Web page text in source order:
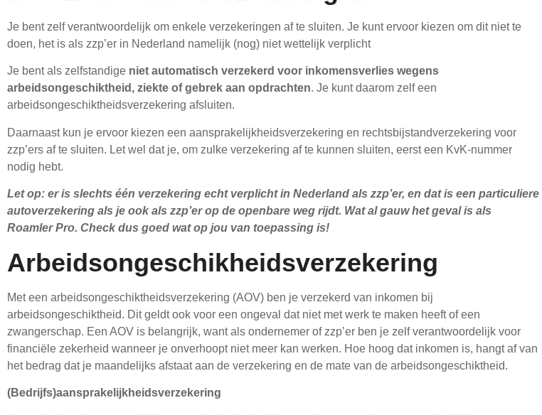
Je bent zelf verantwoordelijk om enkele verzekeringen af te sluiten. Je kunt ervoor kiezen om dit niet te
doen, het is als zzp’er in Nederland namelijk (nog) niet wettelijk verplicht
Je bent als zelfstandige niet automatisch verzekerd voor inkomensverlies wegens
arbeidsongeschiktheid, ziekte of gebrek aan opdrachten. Je kunt daarom zelf een
arbeidsongeschiktheidsverzekering afsluiten.
Daarnaast kun je ervoor kiezen een aansprakelijkheidsverzekering en rechtsbijstandverzekering voor
zzp’ers af te sluiten. Let wel dat je, om zulke verzekering af te kunnen sluiten, eerst een KvK-nummer
nodig hebt.
Let op: er is slechts één verzekering echt verplicht in Nederland als zzp’er, en dat is een particuliere
autoverzekering als je ook als zzp’er op de openbare weg rijdt. Wat al gauw het geval is als
Roamler Pro. Check dus goed wat op jou van toepassing is!
Arbeidsongeschikheidsverzekering
Met een arbeidsongeschiktheidsverzekering (AOV) ben je verzekerd van inkomen bij
arbeidsongeschiktheid. Dit geldt ook voor een ongeval dat niet met werk te maken heeft of een
zwangerschap. Een AOV is belangrijk, want als ondernemer of zzp’er ben je zelf verantwoordelijk voor
financiële zekerheid wanneer je onverhoopt niet meer kan werken. Hoe hoog dat inkomen is, hangt af van
het bedrag dat je maandelijks afstaat aan de verzekering en de mate van de arbeidsongeschiktheid.
(Bedrijfs)aansprakelijkheidsverzekering